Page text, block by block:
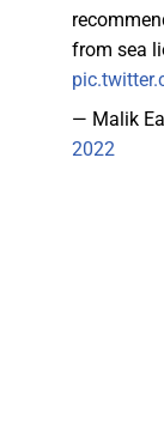
from sea
— Malik
2022